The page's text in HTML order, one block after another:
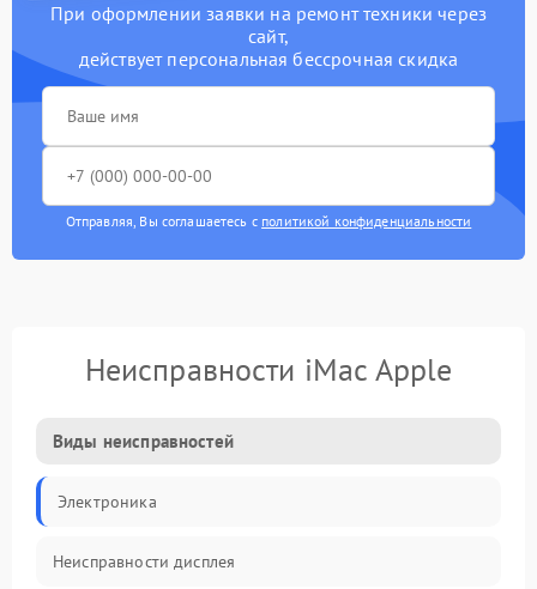
При оформлении заявки на ремонт техники через
сайт,
действует персональная бессрочная скидка
Отправляя, Вы соглашаетесь с политикой конфиденциальности
Неисправности iMac Apple
Виды неисправностей
Электроника
Неисправности дисплея